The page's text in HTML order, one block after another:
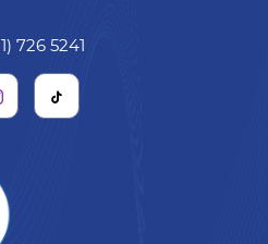
726 5241